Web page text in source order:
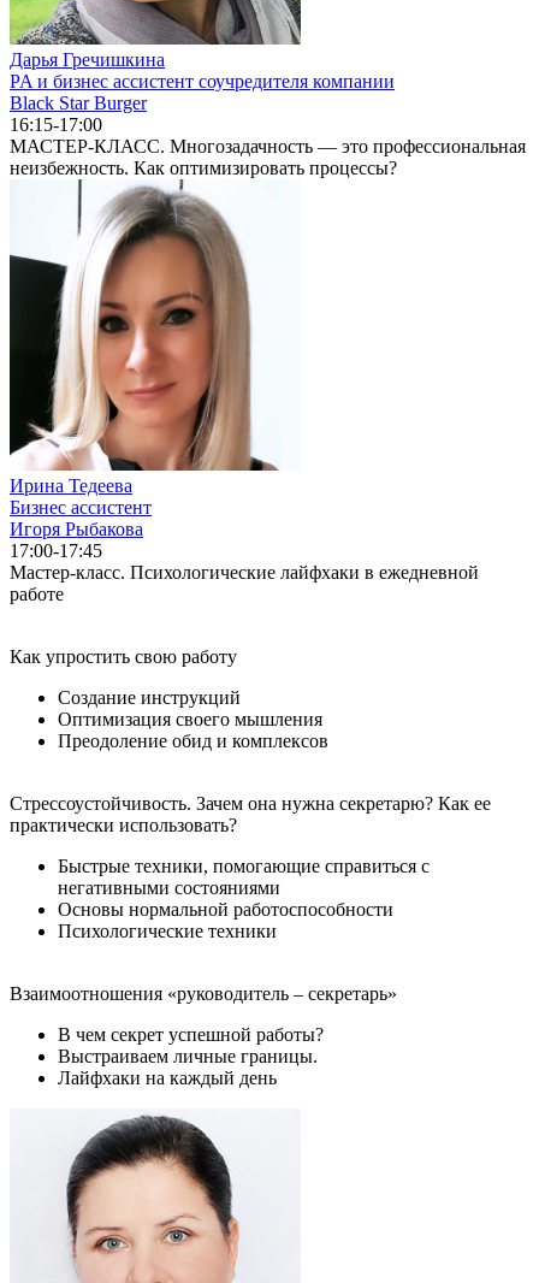
Дарья Гречишкина
PA и бизнес ассистент соучредителя компании
Black Star Burger
16:15-17:00
МАСТЕР-КЛАСС. Многозадачность — это профессиональная
неизбежность. Как оптимизировать процессы?
Ирина Тедеева
Бизнес ассистент
Игоря Рыбакова
17:00-17:45
Мастер-класс. Психологические лайфхаки в ежедневной
работе
Как упростить свою работу
Создание инструкций
Оптимизация своего мышления
Преодоление обид и комплексов
Стрессоустойчивость. Зачем она нужна секретарю? Как ее
практически использовать?
Быстрые техники, помогающие справиться с
негативными состояниями
Основы нормальной работоспособности
Психологические техники
Взаимоотношения «руководитель – секретарь»
В чем секрет успешной работы?
Выстраиваем личные границы.
Лайфхаки на каждый день